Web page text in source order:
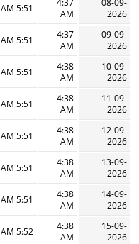
08-09-
2026
4:37
AM
5:51 AM
09-09-
2026
4:37
AM
5:51 AM
10-09-
2026
4:38
AM
5:51 AM
11-09-
2026
4:38
AM
5:51 AM
12-09-
2026
4:38
AM
5:51 AM
13-09-
2026
4:38
AM
5:51 AM
14-09-
2026
4:38
AM
5:51 AM
15-09-
2026
4:38
AM
5:52 AM